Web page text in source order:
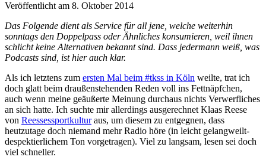
Veröffentlicht am 8. Oktober 2014
Das Folgende dient als Service für all jene, welche weiterhin
sonntags den Doppelpass oder Ähnliches konsumieren, weil ihnen
schlicht keine Alternativen bekannt sind. Dass jedermann weiß, was
Podcasts sind, ist hier auch klar.
Als ich letztens zum ersten Mal beim #tkss in Köln weilte, trat ich
doch glatt beim draußenstehenden Reden voll ins Fettnäpfchen,
auch wenn meine geäußerte Meinung durchaus nichts Verwerfliches
an sich hatte. Ich suchte mir allerdings ausgerechnet Klaas Reese
von Reessessportkulturaus, um diesem zu entgegnen, dass
heutzutage doch niemand mehr Radio höre (in leicht gelangweilt-
despektierlichem Ton vorgetragen). Viel zu langsam, lesen sei doch
viel schneller.